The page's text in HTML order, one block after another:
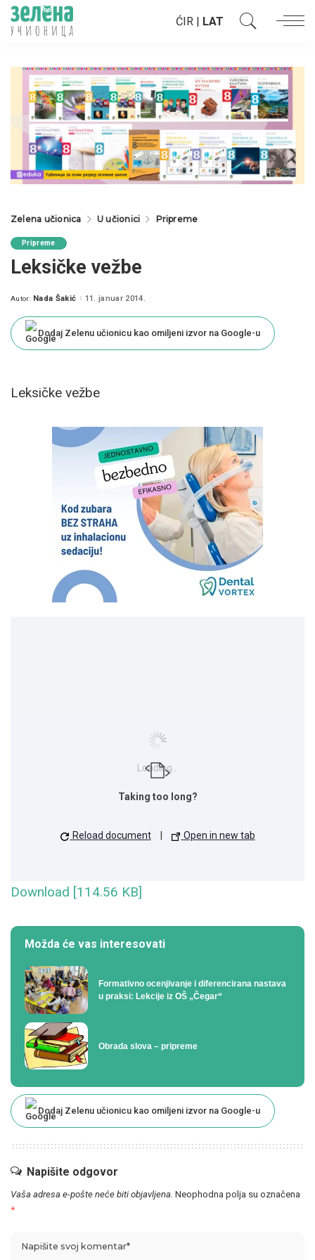
ĆIR | LAT
Zelena učionica U učionici Pripreme
Pripreme
Leksičke vežbe
Posted
Autor: Nada Šakić 11. januar 2014.
Dodaj Zelenu učionicu kao omiljeni izvor na Google-u
Leksičke vežbe
Loading...
Taking too long?
Reload document Open in new tab
Download [114.56 KB]
Možda će vas interesovati
Formativno ocenjivanje i diferencirana nastava
u praksi: Lekcije iz OŠ „Čegar“
Obrada slova – pripreme
Dodaj Zelenu učionicu kao omiljeni izvor na Google-u
Napišite odgovor
Vaša adresa e-pošte neće biti objavljena. Neophodna polja su označena
*